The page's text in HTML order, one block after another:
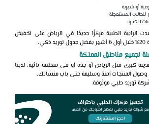
أو شهرية
المستعجلة
الكبيرة
الرابية الطبية مركزًا جديدًا في الرياض على تخفيض
لجميع مناطق المملكة
كبرى مثل الرياض أو جدة أو في منطقة نائية، لدينا
المنتجات آمنة وسليمة حتى باب منشأتك.
توريد طبيموثوقة.